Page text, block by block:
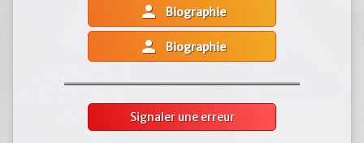
person Biographie
person Biographie
Signaler une erreur